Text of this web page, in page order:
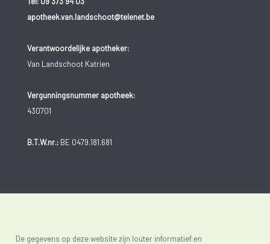
apotheek.van.landschoot@telenet.be
Verantwoordelijke apotheker:
Van Landschoot Katrien
Vergunningsnummer apotheek:
430701
B.T.W.nr.:BE 0479.181.681
De gegevens op deze website zijn louter informatief en